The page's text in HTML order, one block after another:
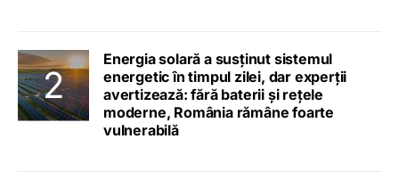
Energia solară a susținut sistemul
energetic în timpul zilei, dar experții
avertizează: fără baterii și rețele
moderne, România rămâne foarte
vulnerabilă